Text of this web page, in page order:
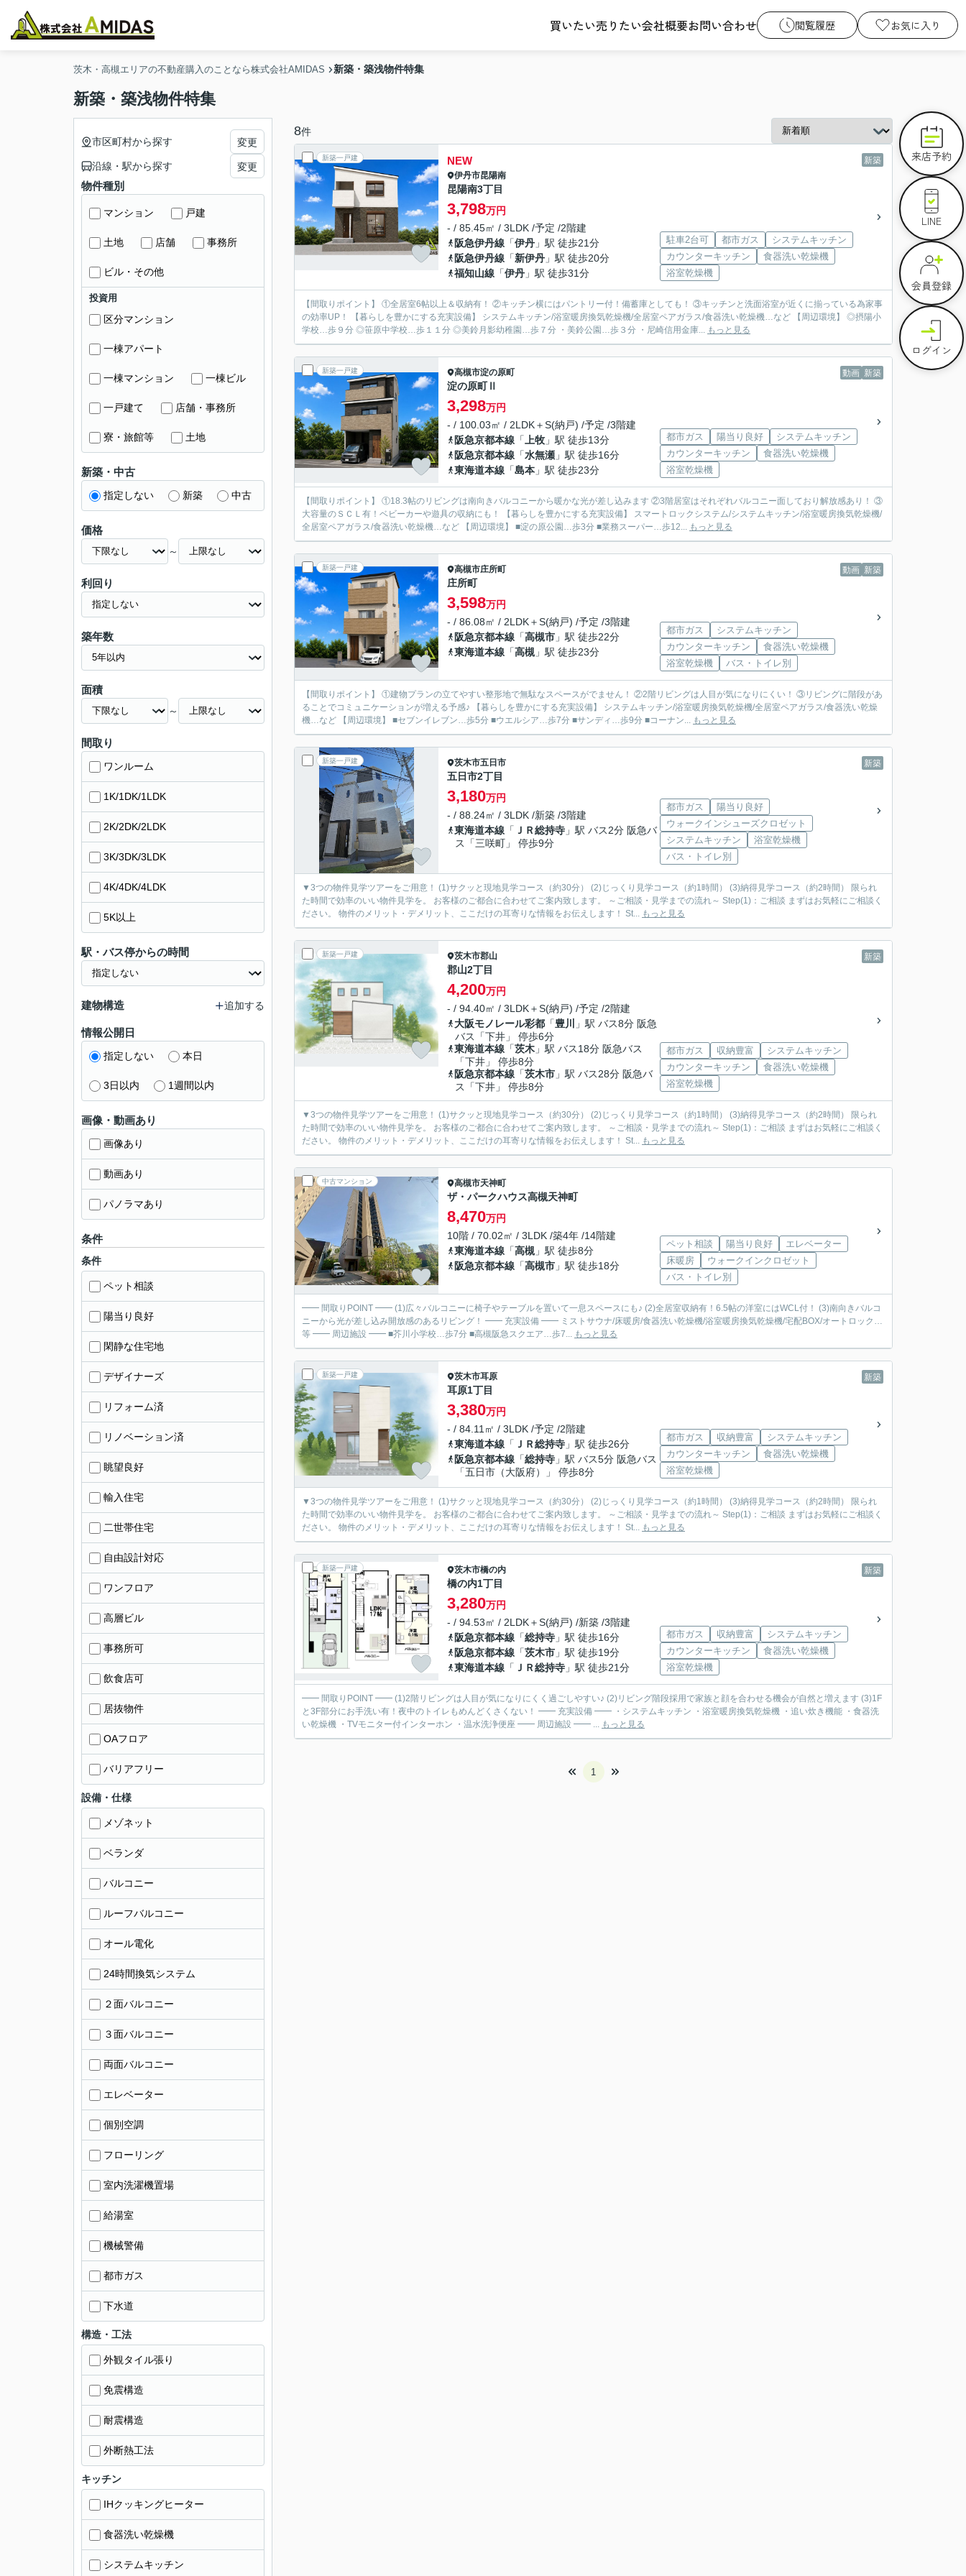
買いたい売りたい会社概要お問い合わせ 閲覧履歴 お気に入り
茨木・高槻エリアの不動産購入のことなら株式会社AMIDAS 新築・築浅物件特集
新築・築浅物件特集
8件
新築一戸建 新築
NEW
伊丹市昆陽南
昆陽南3丁目
3,798万円
- / 85.45㎡ / 3LDK /予定 /2階建
阪急伊丹線 「伊丹 」駅 徒歩21分
阪急伊丹線 「新伊丹 」駅 徒歩20分
福知山線 「伊丹 」駅 徒歩31分
駐車2台可 都市ガス
システムキッチン
カウンターキッチン
食器洗い乾燥機
浴室乾燥機
【間取りポイント】 ①全居室6帖以上＆収納有！ ②キッチン横にはパントリー付！備蓄庫としても！ ③キッチンと洗面浴室が近くに揃っている為家事
の効率UP！ 【暮らしを豊かにする充実設備】 システムキッチン/浴室暖房換気乾燥機/全居室ペアガラス/食器洗い乾燥機…など 【周辺環境】 ◎摂陽小
学校…歩９分 ◎笹原中学校…歩１１分 ◎美鈴月影幼稚園…歩７分 ・美鈴公園…歩３分 ・尼崎信用金庫... もっと見る
新築一戸建 動画 新築
高槻市淀の原町
淀の原町Ⅱ
3,298万円
- / 100.03㎡ / 2LDK＋S(納戸) /予定 /3階建
阪急京都本線 「 上牧 」駅 徒歩13分
阪急京都本線 「水無瀬 」駅 徒歩16分
東海道本線 「島本 」駅 徒歩23分
都市ガス 陽当り良好
システムキッチン
カウンターキッチン
食器洗い乾燥機
浴室乾燥機
【間取りポイント】 ①18.3帖のリビングは南向きバルコニーから暖かな光が差し込みます ②3階居室はそれぞれバルコニー面しており解放感あり！ ③
大容量のＳＣＬ有！ベビーカーや遊具の収納にも！ 【暮らしを豊かにする充実設備】 スマートロックシステム/システムキッチン/浴室暖房換気乾燥機/
全居室ペアガラス/食器洗い乾燥機…など 【周辺環境】 ■淀の原公園…歩3分 ■業務スーパー…歩12... もっと見る
新築一戸建 動画 新築
高槻市庄所町
庄所町
3,598万円
- / 86.08㎡ / 2LDK＋S(納戸) /予定 /3階建
阪急京都本線 「高槻市 」駅 徒歩22分
東海道本線 「高槻 」駅 徒歩23分
都市ガス
システムキッチン
カウンターキッチン
食器洗い乾燥機
浴室乾燥機
バス・トイレ別
【間取りポイント】 ①建物プランの立てやすい整形地で無駄なスペースがでません！ ②2階リビングは人目が気になりにくい！ ③リビングに階段があ
ることでコミュニケーションが増える予感♪ 【暮らしを豊かにする充実設備】 システムキッチン/浴室暖房換気乾燥機/全居室ペアガラス/食器洗い乾燥
機…など 【周辺環境】 ■セブンイレブン…歩5分 ■ウエルシア…歩7分 ■サンディ…歩9分 ■コーナン... もっと見る
新築一戸建 新築
茨木市五日市
五日市2丁目
3,180万円
- / 88.24㎡ / 3LDK /新築 /3階建
東海道本線 「 ＪＲ総持寺 」駅 バス2分 阪急バ
ス「三咲町」 停歩9分
都市ガス
陽当り良好
ウォークインシューズクロゼット
システムキッチン
浴室乾燥機
バス・トイレ別
▼3つの物件見学ツアーをご用意！ (1)サクッと現地見学コース（約30分） (2)じっくり見学コース（約1時間） (3)納得見学コース（約2時間） 限られ
た時間で効率のいい物件見学を。 お客様のご都合に合わせてご案内致します。 ～ご相談・見学までの流れ～ Step(1)：ご相談 まずはお気軽にご相談く
ださい。 物件のメリット・デメリット、ここだけの耳寄りな情報をお伝えします！ St... もっと見る
新築一戸建 新築
茨木市郡山
郡山2丁目
4,200万円
- / 94.40㎡ / 3LDK＋S(納戸) /予定 /2階建
大阪モノレール彩都 「豊川
」駅 バス8分 阪急
バス「下井」 停歩6分
東海道本線 「茨木 」駅 バス18分 阪急バス
「下井」 停歩8分
阪急京都本線 「茨木市 」駅 バス28分 阪急バ
ス「下井」 停歩8分
都市ガス 収納豊富
システムキッチン
カウンターキッチン
食器洗い乾燥機
浴室乾燥機
▼3つの物件見学ツアーをご用意！ (1)サクッと現地見学コース（約30分） (2)じっくり見学コース（約1時間） (3)納得見学コース（約2時間） 限られ
た時間で効率のいい物件見学を。 お客様のご都合に合わせてご案内致します。 ～ご相談・見学までの流れ～ Step(1)：ご相談 まずはお気軽にご相談く
ださい。 物件のメリット・デメリット、ここだけの耳寄りな情報をお伝えします！ St... もっと見る
中古マンション 高槻市天神町
ザ・パークハウス高槻天神町
8,470万円
10階 / 70.02㎡ / 3LDK /築4年 /14階建
東海道本線 「高槻 」駅 徒歩8分
阪急京都本線 「高槻市 」駅 徒歩18分
ペット相談 陽当り良好
エレベーター
床暖房
ウォークインクロゼット
バス・トイレ別
━━ 間取りPOINT ━━ (1)広々バルコニーに椅子やテーブルを置いて一息スペースにも♪ (2)全居室収納有！6.5帖の洋室にはWCL付！ (3)南向きバルコ
ニーから光が差し込み開放感のあるリビング！ ━━ 充実設備 ━━ ミストサウナ/床暖房/食器洗い乾燥機/浴室暖房換気乾燥機/宅配BOX/オートロック…
等 ━━ 周辺施設 ━━ ■芥川小学校…歩7分 ■高槻阪急スクエア…歩7... もっと見る
新築一戸建 新築
茨木市耳原
耳原1丁目
3,380万円
- / 84.11㎡ / 3LDK /予定 /2階建
東海道本線 「 ＪＲ総持寺 」駅 徒歩26分
阪急京都本線 「総持寺 」駅 バス5分 阪急バス
「五日市（大阪府）」 停歩8分
都市ガス 収納豊富
システムキッチン
カウンターキッチン
食器洗い乾燥機
浴室乾燥機
▼3つの物件見学ツアーをご用意！ (1)サクッと現地見学コース（約30分） (2)じっくり見学コース（約1時間） (3)納得見学コース（約2時間） 限られ
た時間で効率のいい物件見学を。 お客様のご都合に合わせてご案内致します。 ～ご相談・見学までの流れ～ Step(1)：ご相談 まずはお気軽にご相談く
ださい。 物件のメリット・デメリット、ここだけの耳寄りな情報をお伝えします！ St... もっと見る
新築一戸建 新築
茨木市橋の内
橋の内1丁目
3,280万円
- / 94.53㎡ / 2LDK＋S(納戸) /新築 /3階建
阪急京都本線 「総持寺 」駅 徒歩16分
阪急京都本線 「茨木市 」駅 徒歩19分
東海道本線 「 ＪＲ総持寺 」駅 徒歩21分
都市ガス 収納豊富
システムキッチン
カウンターキッチン
食器洗い乾燥機
浴室乾燥機
━━ 間取りPOINT ━━ (1)2階リビングは人目が気になりにくく過ごしやすい♪ (2)リビング階段採用で家族と顔を合わせる機会が自然と増えます (3)1F
と3F部分にお手洗い有！夜中のトイレもめんどくさくない！ ━━ 充実設備 ━━ ・システムキッチン ・浴室暖房換気乾燥機 ・追い炊き機能 ・食器洗
い乾燥機 ・TVモニター付インターホン ・温水洗浄便座 ━━ 周辺施設 ━━ ... もっと見る
1
市区町村から探す 変更
沿線・駅から探す 変更
物件種別
マンション 戸建
土地 店舗 事務所
ビル・その他
投資用
区分マンション
一棟アパート
一棟マンション 一棟ビル
一戸建て 店舗・事務所
寮・旅館等 土地
新築・中古
指定しない 新築 中古
価格
～
利回り
築年数
面積
～
間取り
ワンルーム
1K/1DK/1LDK
2K/2DK/2LDK
3K/3DK/3LDK
4K/4DK/4LDK
5K以上
駅・バス停からの時間
建物構造 追加する
情報公開日
指定しない 本日
3日以内 1週間以内
画像・動画あり
画像あり
動画あり
パノラマあり
条件
条件
ペット相談
陽当り良好
閑静な住宅地
デザイナーズ
リフォーム済
リノベーション済
眺望良好
輸入住宅
二世帯住宅
自由設計対応
ワンフロア
高層ビル
事務所可
飲食店可
居抜物件
OAフロア
バリアフリー
設備・仕様
メゾネット
ベランダ
バルコニー
ルーフバルコニー
オール電化
24時間換気システム
２面バルコニー
３面バルコニー
両面バルコニー
エレベーター
個別空調
フローリング
室内洗濯機置場
給湯室
機械警備
都市ガス
下水道
構造・工法
外観タイル張り
免震構造
耐震構造
外断熱工法
キッチン
IHクッキングヒーター
食器洗い乾燥機
システムキッチン
来店予約
LINE
会員登録
ログイン